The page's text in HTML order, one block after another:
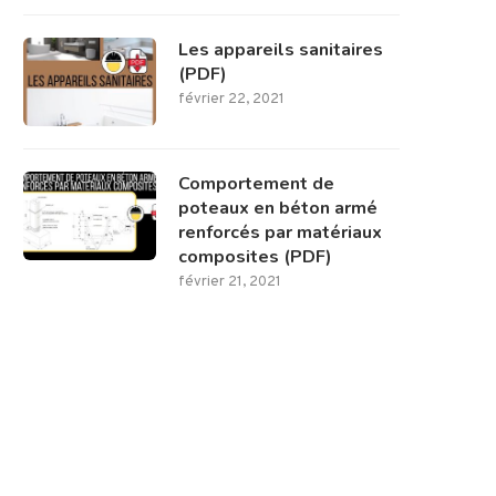
Les appareils sanitaires
(PDF)
février 22, 2021
Comportement de
poteaux en béton armé
renforcés par matériaux
composites (PDF)
février 21, 2021